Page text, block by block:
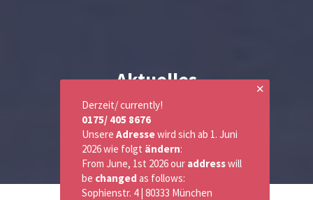
Aktuelles
✕
Derzeit/ currently!
0175/ 405 8676
Unsere Adressewird sich ab 1. Juni
2026 wie folgt ändern:
From June, 1st 2026 our addresswill
be changed as follows:
Sophienstr. 4 | 80333 München